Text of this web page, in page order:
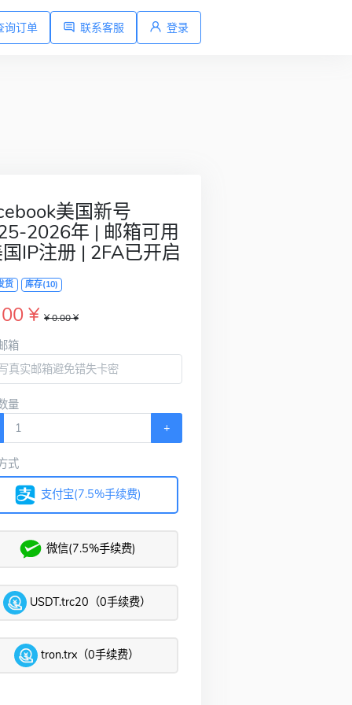
询订单 联系客服 登录
美国新号
2026年 | 邮箱可用
IP注册 | 2FA已开启
货 库存(10)
¥ ¥ 0.00 ¥
箱
量
+
式
支付宝(7.5%手续费)
微信(7.5%手续费)
USDT.trc20（0手续费）
tron.trx（0手续费）